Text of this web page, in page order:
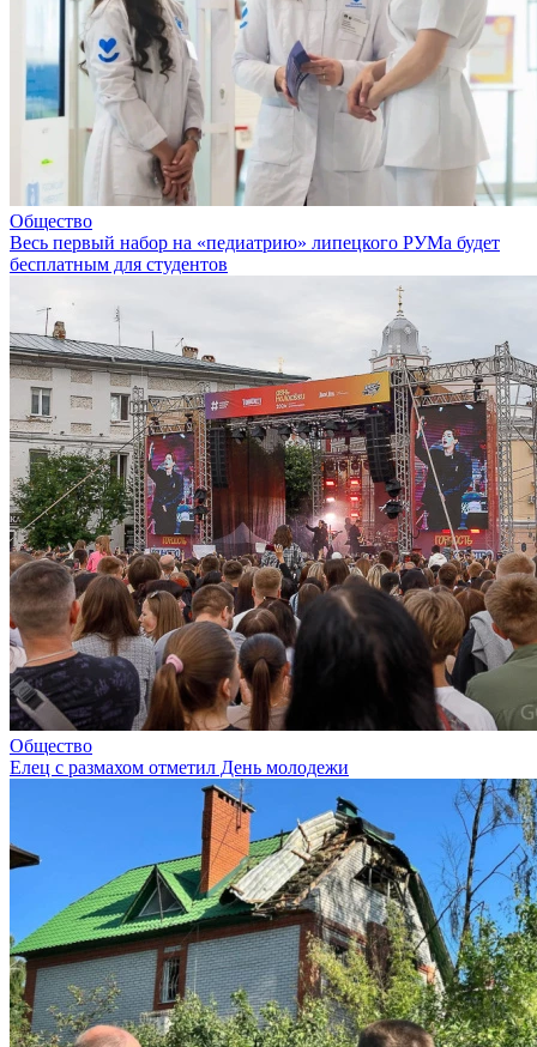
Общество
Весь первый набор на «педиатрию» липецкого РУМа будет
бесплатным для студентов
Общество
Елец с размахом отметил День молодежи